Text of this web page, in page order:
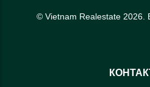
© Vietnam Realestate 2026.